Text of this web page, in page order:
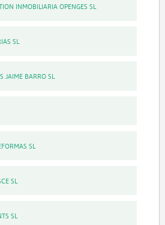
INMOBILIARIA OPENGES SL
SL
JAIME BARRO SL
SL
SL
SL